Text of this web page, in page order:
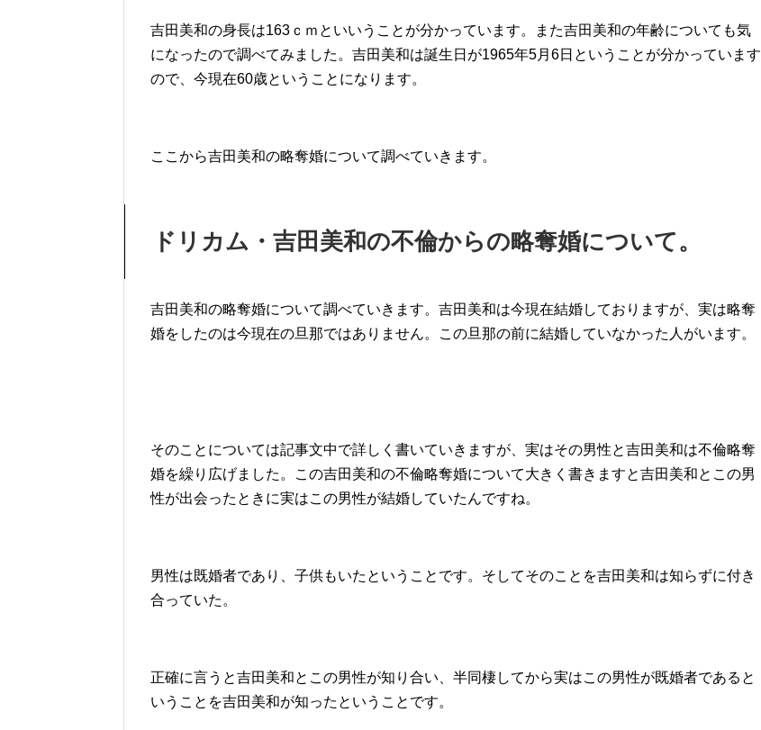
吉田美和の身長は163ｃｍといいうことが分かっています。また吉田美和の年齢についても気
になったので調べてみました。吉田美和は誕生日が1965年5月6日ということが分かっています
ので、今現在60歳ということになります。
ここから吉田美和の略奪婚について調べていきます。
ドリカム・吉田美和の不倫からの略奪婚について。
吉田美和の略奪婚について調べていきます。吉田美和は今現在結婚しておりますが、実は略奪
婚をしたのは今現在の旦那ではありません。この旦那の前に結婚していなかった人がいます。
そのことについては記事文中で詳しく書いていきますが、実はその男性と吉田美和は不倫略奪
婚を繰り広げました。この吉田美和の不倫略奪婚について大きく書きますと吉田美和とこの男
性が出会ったときに実はこの男性が結婚していたんですね。
男性は既婚者であり、子供もいたということです。そしてそのことを吉田美和は知らずに付き
合っていた。
正確に言うと吉田美和とこの男性が知り合い、半同棲してから実はこの男性が既婚者であると
いうことを吉田美和が知ったということです。